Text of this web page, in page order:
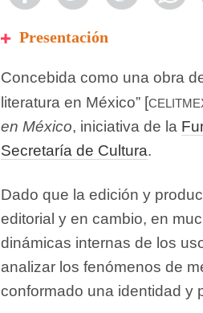
Presentación
Concebida como una obra
literatura en México” [
en México, iniciativa de la
Secretaría de Cultura.
Dado que la edición y
editorial y en cambio, en
dinámicas internas de los
analizar los fenómenos de
conformado una identidad y